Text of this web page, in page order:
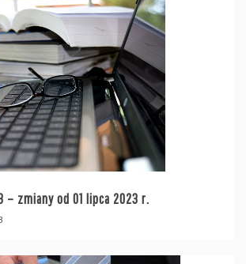
– zmiany od 01 lipca 2023 r.